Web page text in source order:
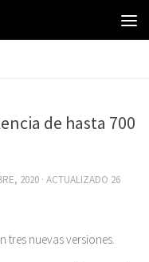
de hasta 700
2020 · ACTUALIZADO 26
tres nuevas versiones.